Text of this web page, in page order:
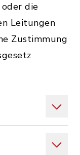
die
Leitungen
Zustimmung